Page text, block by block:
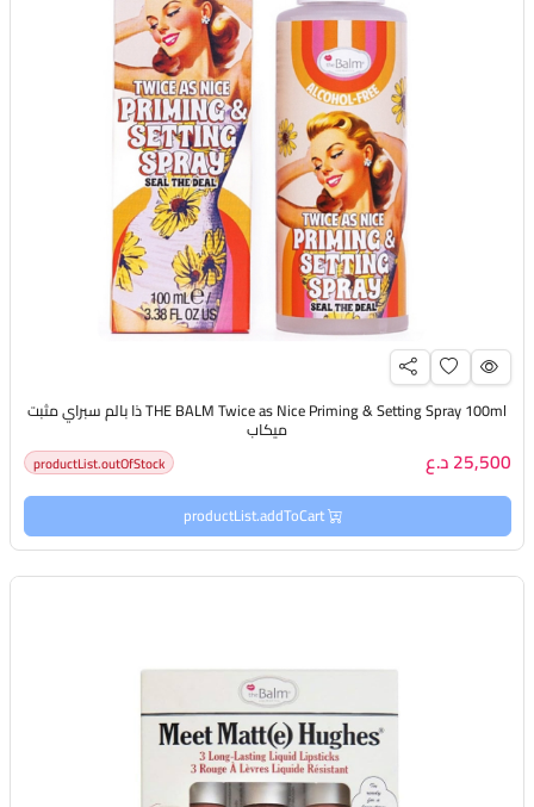
THE BALM Twice as Nice Priming & Setting Spray 100ml ذا بالم سبراي مثبت
ميكاب
25,500 د.ع productList.outOfStock
productList.addToCart